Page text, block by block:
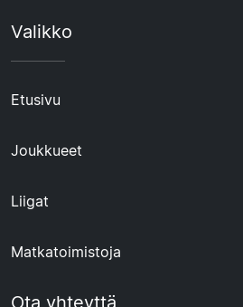
Valikko
Etusivu
Joukkueet
Liigat
Matkatoimistoja
Ota yhteyttä